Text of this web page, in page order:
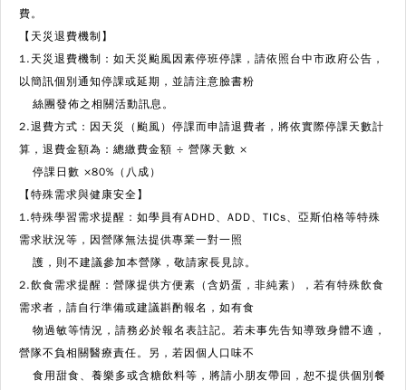
費。
【天災退費機制】
1.天災退費機制：如天災颱風因素停班停課，請依照台中市政府公告，
以簡訊個別通知停課或延期，並請注意臉書粉
絲團發佈之相關活動訊息。
2.退費方式：因天災（颱風）停課而申請退費者，將依實際停課天數計
算，退費金額為：總繳費金額 ÷ 營隊天數 ×
停課日數 ×80%（八成）
【特殊需求與健康安全】
1.特殊學習需求提醒：如學員有ADHD、ADD、TICs、亞斯伯格等特殊
需求狀況等，因營隊無法提供專業一對一照
護，則不建議參加本營隊，敬請家長見諒。
2.飲食需求提醒：營隊提供方便素（含奶蛋，非純素），若有特殊飲食
需求者，請自行準備或建議斟酌報名，如有食
物過敏等情況，請務必於報名表註記。若未事先告知導致身體不適，
營隊不負相關醫療責任。另，若因個人口味不
食用甜食、養樂多或含糖飲料等，將請小朋友帶回，恕不提供個別餐